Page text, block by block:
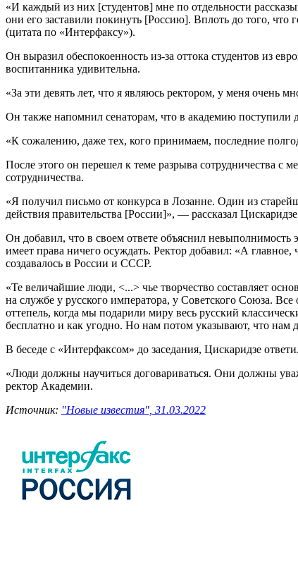
«И каждый из них [студентов] мне по отдельности
они его заставили покинуть [Россию]. Вплоть до того,
(цитата по «Интерфаксу»).
Он выразил обеспокоенность из-за оттока студентов из
воспитанника удивительна.
«За эти девять лет, что я являюсь ректором, у меня
Он также напомнил сенаторам, что в академию поступили
«К сожалению, даже тех, кого принимаем, последние
После этого он перешел к теме разрыва сотрудничества
сотрудничества.
«Я получил письмо от конкурса в Лозанне. Один из
действия правительства [России]», — рассказал
Он добавил, что в своем ответе объяснил невыполнимость
имеет права ничего осуждать. Ректор добавил: «А
создавалось в России и СССР.
«Те величайшие люди, <...> чье творчество составляет
на службе у русского императора, у Советского Союза.
оттепель, когда мы подарили миру весь русский
бесплатно и как угодно. Но нам потом указывают, что нам
В беседе с «Интерфаксом» до заседания, Цискаридзе
«Люди должны научиться договариваться. Они должны
ректор Академии.
Источник: "Новые известия", 31.03.2022